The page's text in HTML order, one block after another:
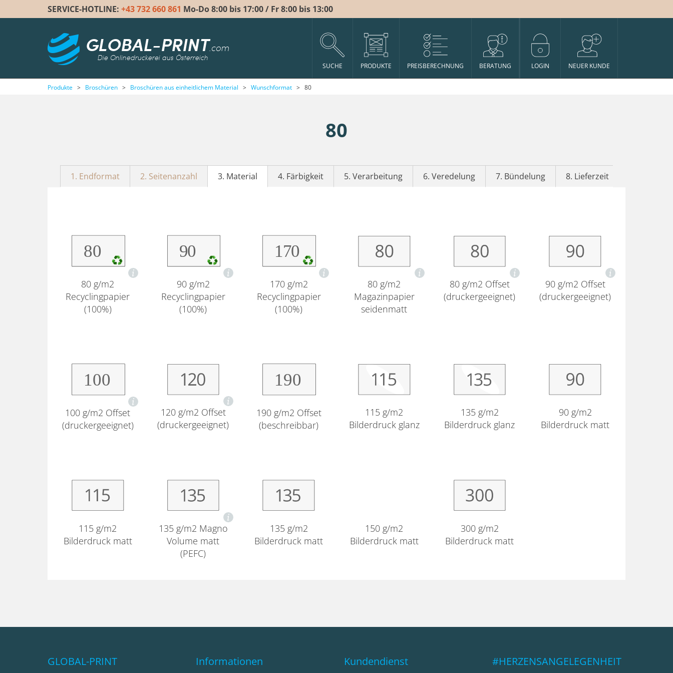
SERVICE-HOTLINE: +43 732 660 861 Mo-Do 8:00 bis 17:00 / Fr 8:00 bis 13:00
GLOBAL-PRINT.com
Die Onlinedruckerei aus Österreich
SUCHE PRODUKTE PREISBERECHNUNG BERATUNG LOGIN NEUER KUNDE
Produkte > Broschüren > Broschüren aus einheitlichem Material > Wunschformat > 80
80
1. Endformat 2. Seitenanzahl 3. Material 4. Färbigkeit 5. Verarbeitung 6. Veredelung 7. Bündelung 8. Lieferzeit
80 g/m2
Recyclingpapier
(100%)
90 g/m2
Recyclingpapier
(100%)
170 g/m2
Recyclingpapier
(100%)
80 g/m2
Magazinpapier
seidenmatt
80 g/m2 Offset
(druckergeeignet)
90 g/m2 Offset
(druckergeeignet)
100 g/m2 Offset
(druckergeeignet)
120 g/m2 Offset
(druckergeeignet)
190 g/m2 Offset
(beschreibbar)
115 g/m2
Bilderdruck glanz
135 g/m2
Bilderdruck glanz
90 g/m2
Bilderdruck matt
115 g/m2
Bilderdruck matt
135 g/m2 Magno
Volume matt
(PEFC)
135 g/m2
Bilderdruck matt
150 g/m2
Bilderdruck matt
300 g/m2
Bilderdruck matt
GLOBAL-PRINT Informationen Kundendienst #HERZENSANGELEGENHEIT